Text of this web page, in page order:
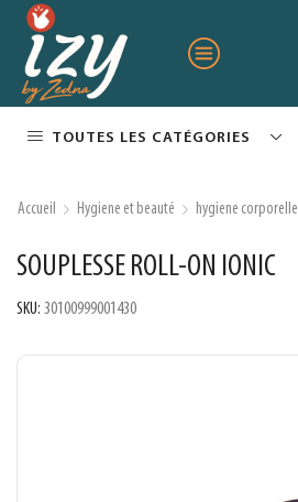
TOUTES LES CATÉGORIES
Accueil Hygiene et beauté hygiene corporelle
SOUPLESSE ROLL-ON IONIC
SKU: 30100999001430